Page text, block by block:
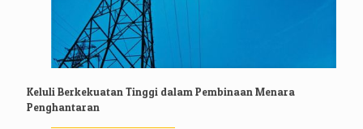
Keluli Berkekuatan Tinggi dalam Pembinaan Menara
Penghantaran